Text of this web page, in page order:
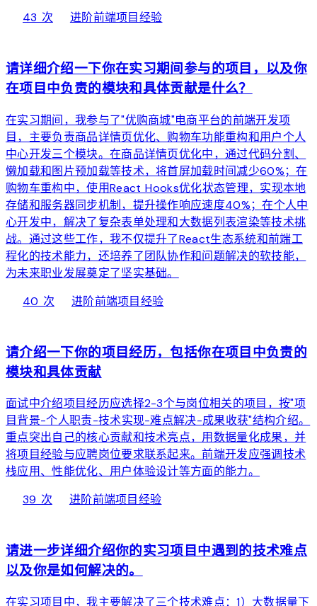
43 次bolt进阶前端项目经验chevron_right
请详细介绍一下你在实习期间参与的项目，以及你
在项目中负责的模块和具体贡献是什么？
在实习期间，我参与了"优购商城"电商平台的前端开发项
目，主要负责商品详情页优化、购物车功能重构和用户个人
中心开发三个模块。在商品详情页优化中，通过代码分割、
懒加载和图片预加载等技术，将首屏加载时间减少60%；在
购物车重构中，使用React Hooks优化状态管理，实现本地
存储和服务器同步机制，提升操作响应速度40%；在个人中
心开发中，解决了复杂表单处理和大数据列表渲染等技术挑
战。通过这些工作，我不仅提升了React生态系统和前端工
程化的技术能力，还培养了团队协作和问题解决的软技能，
为未来职业发展奠定了坚实基础。
40 次bolt进阶前端项目经验chevron_right
请介绍一下你的项目经历，包括你在项目中负责的
模块和具体贡献
面试中介绍项目经历应选择2-3个与岗位相关的项目，按"项
目背景-个人职责-技术实现-难点解决-成果收获"结构介绍。
重点突出自己的核心贡献和技术亮点，用数据量化成果，并
将项目经验与应聘岗位要求联系起来。前端开发应强调技术
栈应用、性能优化、用户体验设计等方面的能力。
39 次bolt进阶前端项目经验chevron_right
请进一步详细介绍你的实习项目中遇到的技术难点
以及你是如何解决的。
在实习项目中，我主要解决了三个技术难点：1）大数据量下